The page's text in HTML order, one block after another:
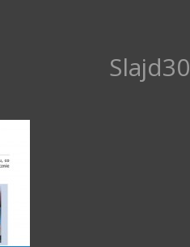
Slajd30